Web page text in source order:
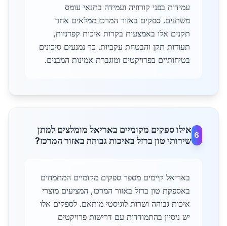
עמידות בפני קורוזיה ועמידה בתנאי עומס
משתנים. ספקים באזור המרכז ממלאים אחר
תקנים אלו באמצעות בקרות איכות קפדניות,
תעודות תקן והבטחת עקביות. כך נמנעים סיכונים
בטיחותיים בפרויקטים ומוגברת אמינות המבנים.
6
אילו ספקים מקומיים באריאל מומלצים למתן
שירותי טון ברזל באיכות גבוהה באזור המרכז?
באריאל קיימים מספר ספקים מקומיים המתמחים
באספקת טון ברזל באזור המרכז, המציעים מוצרי
איכות גבוהה ושרות לוגיסטי מותאם. לספקים אלו
יש ניסיון בהתמודדות עם דרישות פרויקטים